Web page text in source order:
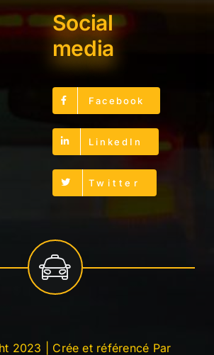
Social
media
Facebook
LinkedIn
Twitter
2023 | Crée et référencé Par